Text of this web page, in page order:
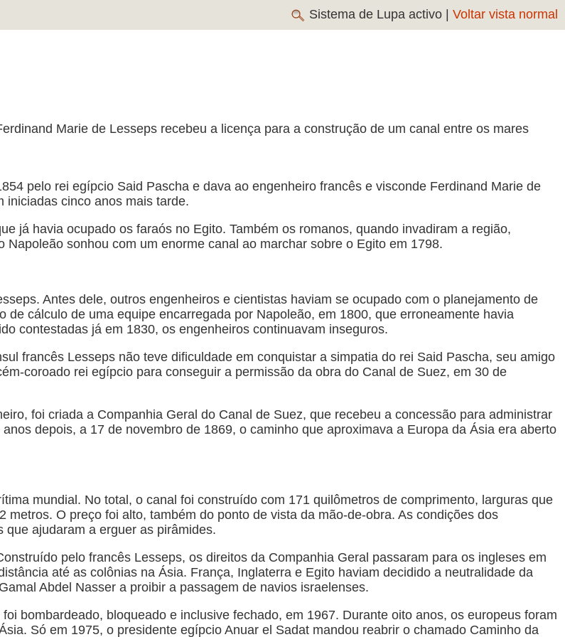
Sistema de Lupa activo | Voltar vista normal
Marie de Lesseps recebeu a licença para a construção de um canal entre os mares
pelo rei egípcio Said Pascha e dava ao engenheiro francês e visconde Ferdinand Marie de
iniciadas cinco anos mais tarde.
já havia ocupado os faraós no Egito. Também os romanos, quando invadiram a região,
sonhou com um enorme canal ao marchar sobre o Egito em 1798.
Antes dele, outros engenheiros e cientistas haviam se ocupado com o planejamento de
cálculo de uma equipe encarregada por Napoleão, em 1800, que erroneamente havia
contestadas já em 1830, os engenheiros continuavam inseguros.
francês Lesseps não teve dificuldade em conquistar a simpatia do rei Said Pascha, seu amigo
coroado rei egípcio para conseguir a permissão da obra do Canal de Suez, em 30 de
foi criada a Companhia Geral do Canal de Suez, que recebeu a concessão para administrar
depois, a 17 de novembro de 1869, o caminho que aproximava a Europa da Ásia era aberto
mundial. No total, o canal foi construído com 171 quilômetros de comprimento, larguras que
O preço foi alto, também do ponto de vista da mão-de-obra. As condições dos
ajudaram a erguer as pirâmides.
pelo francês Lesseps, os direitos da Companhia Geral passaram para os ingleses em
até as colônias na Ásia. França, Inglaterra e Egito haviam decidido a neutralidade da
Abdel Nasser a proibir a passagem de navios israelenses.
bombardeado, bloqueado e inclusive fechado, em 1967. Durante oito anos, os europeus foram
Só em 1975, o presidente egípcio Anuar el Sadat mandou reabrir o chamado Caminho da